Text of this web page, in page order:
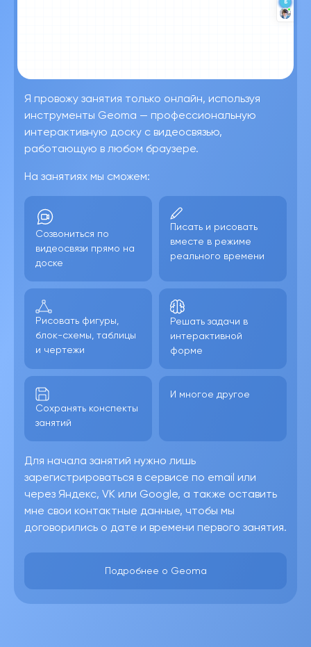
Я провожу занятия только онлайн, используя
инструменты Geoma — профессиональную
интерактивную доску с видеосвязью,
работающую в любом браузере.
На занятиях мы сможем:
Созвониться по
видеосвязи прямо на
доске
Писать и рисовать
вместе в режиме
реального времени
Рисовать фигуры,
блок-схемы, таблицы
и чертежи
Решать задачи в
интерактивной
форме
Сохранять конспекты
занятий
И многое другое
Для начала занятий нужно лишь
зарегистрироваться в сервисе по email или
через Яндекс, VK или Google, а также оставить
мне свои контактные данные, чтобы мы
договорились о дате и времени первого занятия.
Подробнее о Geoma